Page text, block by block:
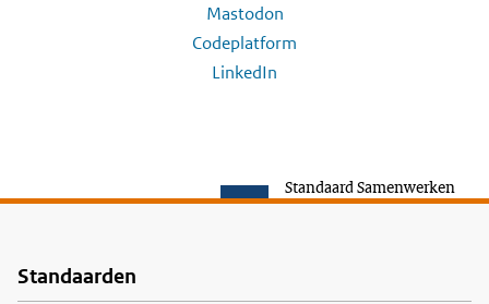
Mastodon
Codeplatform
LinkedIn
Standaard Samenwerken
Voet
Standaarden